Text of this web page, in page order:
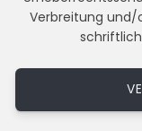
Verbreitung